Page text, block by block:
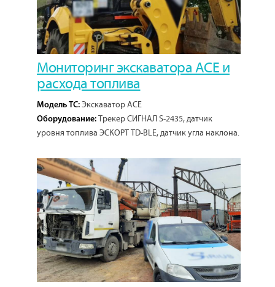
Мониторинг экскаватора ACE и
расхода топлива
Модель ТС: Экскаватор ACE
Оборудование: Трекер СИГНАЛ S-2435, датчик
уровня топлива ЭСКОРТ TD-BLE, датчик угла наклона.